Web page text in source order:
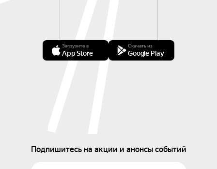
Загрузите в
App Store
Скачать из
Google Play
Подпишитесь на акции и анонсы событий